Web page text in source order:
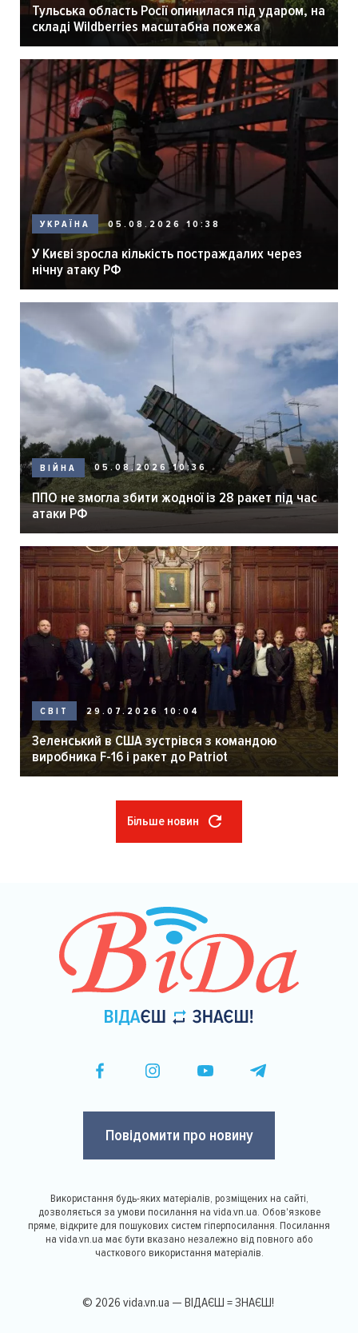
Тульська область Росії опинилася під ударом, на
складі Wildberries масштабна пожежа
УКРАЇНА 05.08.2026 10:38
У Києві зросла кількість постраждалих через
нічну атаку РФ
ВІЙНА 05.08.2026 10:36
ППО не змогла збити жодної із 28 ракет під час
атаки РФ
СВІТ 29.07.2026 10:04
Зеленський в США зустрівся з командою
виробника F-16 і ракет до Patriot
Більше новин
Повідомити про новину
Використання будь-яких матеріалів, розміщених на сайті,
дозволяється за умови посилання на vida.vn.ua. Обов'язкове
пряме, відкрите для пошукових систем гіперпосилання. Посилання
на vida.vn.ua має бути вказано незалежно від повного або
часткового використання матеріалів.
© 2026 vida.vn.ua — ВІДАЄШ = ЗНАЄШ!